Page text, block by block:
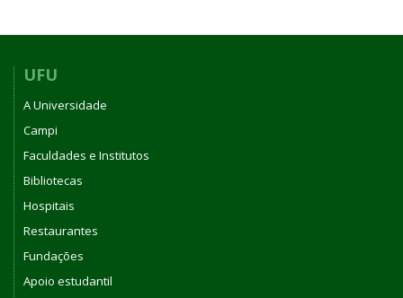
UFU
A Universidade
Campi
Faculdades e Institutos
Bibliotecas
Hospitais
Restaurantes
Fundações
Apoio estudantil